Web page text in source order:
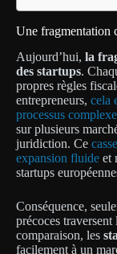
Une fragmentation
Aujourd’hui, la
des startups.
propres règles
entrepreneurs, cela
processus
sur plusieurs
juridiction. Ce
expansion fluide et
startups
Conséquence,
précoces
comparaison, les
facilement à un